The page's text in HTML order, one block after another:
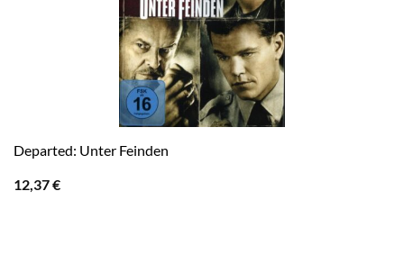
Departed: Unter Feinden
12,37€